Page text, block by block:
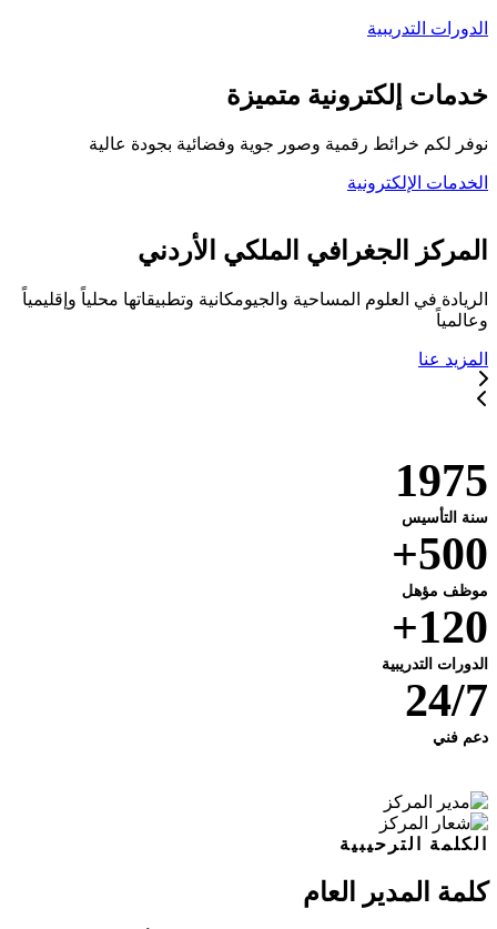
الدورات التدريبية
خدمات إلكترونية متميزة
نوفر لكم خرائط رقمية وصور جوية وفضائية بجودة عالية
الخدمات الإلكترونية
المركز الجغرافي الملكي الأردني
الريادة في العلوم المساحية والجيومكانية وتطبيقاتها محلياً وإقليمياً
وعالمياً
المزيد عنا
1975
سنة التأسيس
500+
موظف مؤهل
120+
الدورات التدريبية
24/7
دعم فني
الكلمة الترحيبية
كلمة المدير العام